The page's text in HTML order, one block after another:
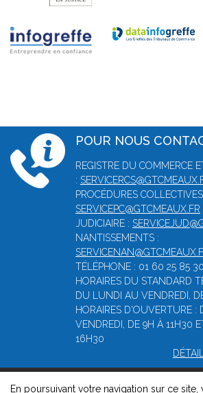
POUR NOUS
REGISTRE DU COMMERCE
:
PROCÉDURES
SERVICEPC@GTCMEAUX.FR
JUDICIAIRE :
NANTISSEMENTS :
TÉLÉPHONE : 01 60 25 85 30
HORAIRES DU STANDARD
DU LUNDI AU VENDREDI,
HORAIRES D'OUVERTURE
VENDREDI, DE 9H À 11H30
16H30
En poursuivant votre navigation sur ce site,